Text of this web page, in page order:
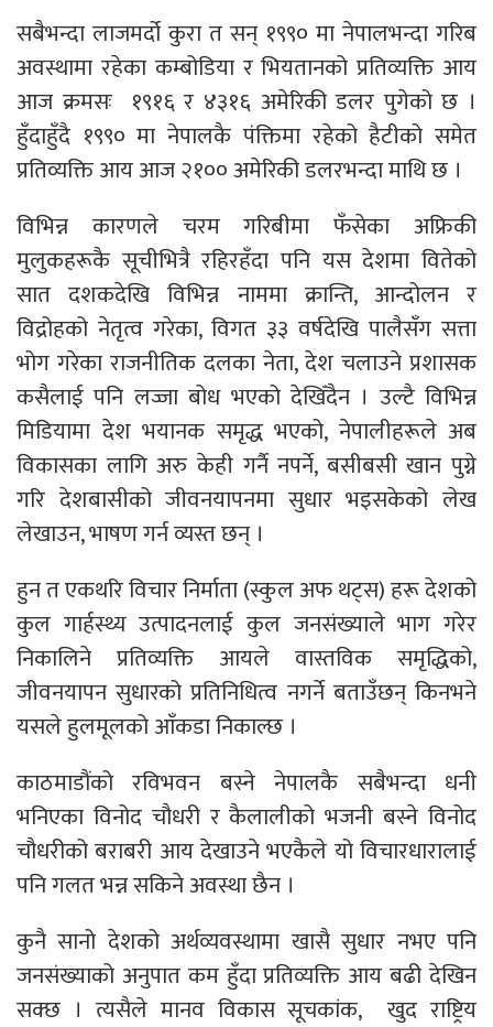
सबैभन्दा लाजमर्दो कुरा त सन् १९९० मा नेपालभन्दा गरिब
अवस्थामा रहेका कम्बोडिया र भियतानको प्रतिव्यक्ति आय
आज क्रमसः १९१६ र ४३१६ अमेरिकी डलर पुगेको छ ।
हुँदाहुँदै १९९० मा नेपालकै पंक्तिमा रहेको हैटीको समेत
प्रतिव्यक्ति आय आज २१०० अमेरिकी डलरभन्दा माथि छ ।
विभिन्न कारणले चरम गरिबीमा फँसेका अफ्रिकी
मुलुकहरूकै सूचीभित्रै रहिरहँदा पनि यस देशमा वितेको
सात दशकदेखि विभिन्न नाममा क्रान्ति, आन्दोलन र
विद्रोहको नेतृत्व गरेका, विगत ३३ वर्षदेखि पालैसँग सत्ता
भोग गरेका राजनीतिक दलका नेता, देश चलाउने प्रशासक
कसैलाई पनि लज्जा बोध भएको देखिँदैन । उल्टै विभिन्न
मिडियामा देश भयानक समृद्ध भएको, नेपालीहरूले अब
विकासका लागि अरु केही गर्नै नपर्ने, बसीबसी खान पुग्ने
गरि देशबासीको जीवनयापनमा सुधार भइसकेको लेख
लेखाउन, भाषण गर्न व्यस्त छन् ।
हुन त एकथरि विचार निर्माता (स्कुल अफ थट्स) हरू देशको
कुल गार्हस्थ्य उत्पादनलाई कुल जनसंख्याले भाग गरेर
निकालिने प्रतिव्यक्ति आयले वास्तविक समृद्धिको,
जीवनयापन सुधारको प्रतिनिधित्व नगर्ने बताउँछन् किनभने
यसले हुलमूलको आँकडा निकाल्छ ।
काठमाडौंको रविभवन बस्ने नेपालकै सबैभन्दा धनी
भनिएका विनोद चौधरी र कैलालीको भजनी बस्ने विनोद
चौधरीको बराबरी आय देखाउने भएकैले यो विचारधारालाई
पनि गलत भन्न सकिने अवस्था छैन ।
कुनै सानो देशको अर्थव्यवस्थामा खासै सुधार नभए पनि
जनसंख्याको अनुपात कम हुँदा प्रतिव्यक्ति आय बढी देखिन
सक्छ । त्यसैले मानव विकास सूचकांक, खुद राष्ट्रिय